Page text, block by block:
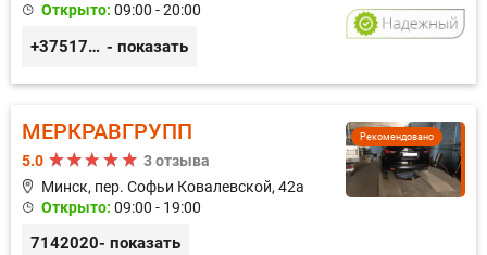
Открыто: 09:00 - 20:00
+375173212443 - показать
Рекомендовано
МЕРКРАВГРУПП
5.0
3 отзыва
Минск, пер. Софьи Ковалевской, 42а
Открыто: 09:00 - 19:00
7142020- показать